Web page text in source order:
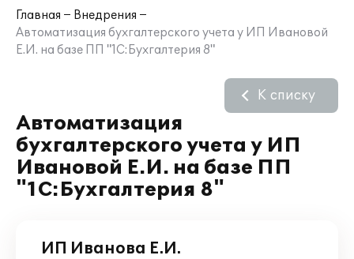
Главная
Внедрения
Автоматизация бухгалтерского учета у ИП Ивановой
Е.И. на базе ПП "1С:Бухгалтерия 8"
Автоматизация
бухгалтерского учета у ИП
Ивановой Е.И. на базе ПП
"1С:Бухгалтерия 8"
К списку
ИП Иванова Е.И.